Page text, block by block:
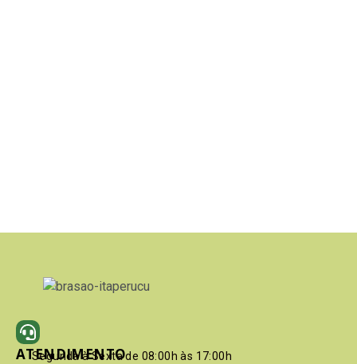
ATENDIMENTO
Segunda à Sexta de 08:00h às 17:00h